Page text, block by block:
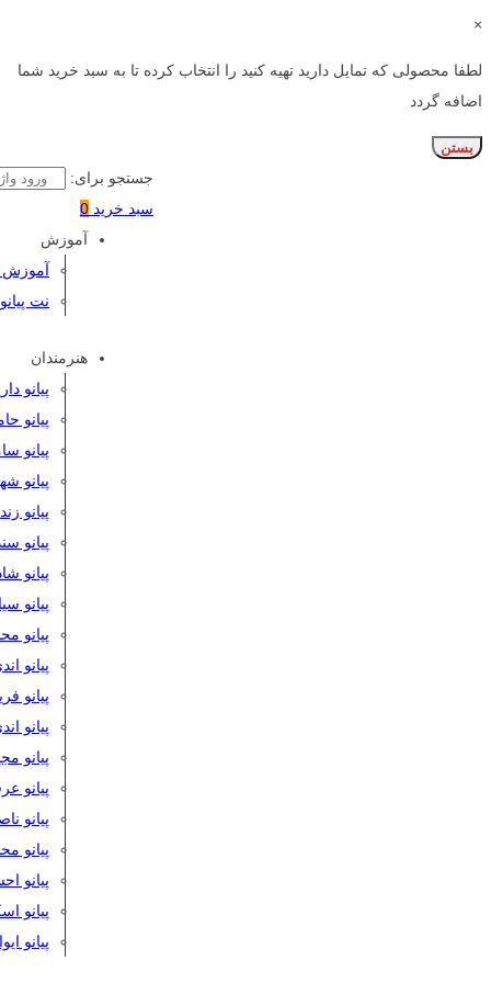
×
لطفا محصولی که تمایل دارید تهیه کنید را انتخاب کرده تا به سبد خرید شما
اضافه گردد
بستن
جستجو برای:
سبد خرید 0
آموزش
آموزش
نت پیانو
هنرمندان
پیانو
پیانو
پیانو
پیانو
پیانو
پیانو
پیانو
پیانو
پیانو
پیانو
پیانو
پیانو
پیانو
پیانو
پیانو
پیانو
پیانو
پیانو
پیانو